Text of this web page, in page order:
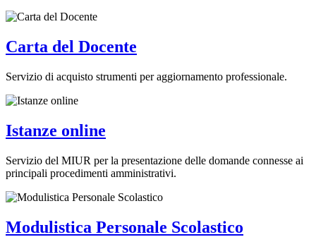
Carta del Docente
Servizio di acquisto strumenti per aggiornamento professionale.
Istanze online
Servizio del MIUR per la presentazione delle domande connesse ai
principali procedimenti amministrativi.
Modulistica Personale Scolastico